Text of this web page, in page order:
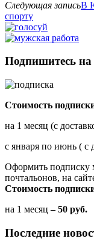
Следующая записьВ
спорту
Подпишитесь на
Стоимость
на 1 месяц (с
с января по июнь ( с
Оформить подписку
почтальонов, на
Стоимость
на 1 месяц – 50 руб.
Последние